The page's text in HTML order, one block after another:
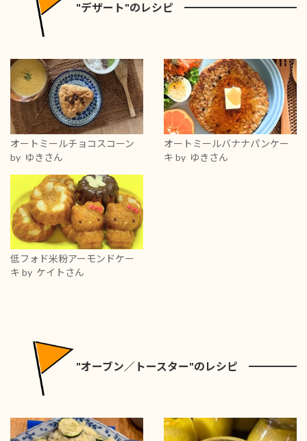
"デザート"のレシピ
オートミールチョコスコーン
by ゆきさん
オートミールバナナパンケー
キ by ゆきさん
低フォド米粉アーモンドケー
キ by ケイトさん
"オーブン／トースター"のレシピ